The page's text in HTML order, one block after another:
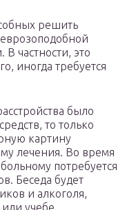
решить
частности, это
иногда требуется
было
то только
картину
лечения. Во время
потребуется
Беседа будет
и алкоголя,
учебе.